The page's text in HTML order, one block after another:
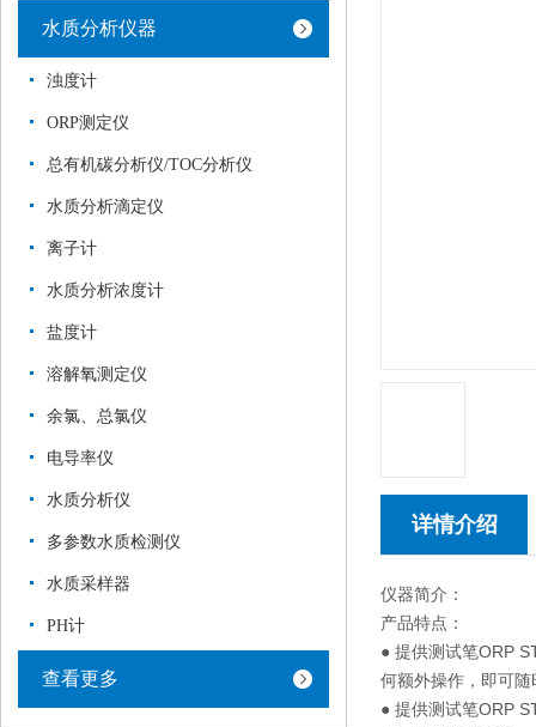
水质分析仪器
浊度计
ORP测定仪
总有机碳分析仪/TOC分析仪
水质分析滴定仪
离子计
水质分析浓度计
盐度计
溶解氧测定仪
余氯、总氯仪
电导率仪
水质分析仪
多参数水质检测仪
水质采样器
PH计
查看更多
详情介绍
仪器简介：
产品特点：
● 提供测试笔ORP
何额外操作，即可随
● 提供测试笔ORP